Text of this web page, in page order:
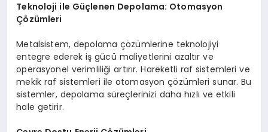
Teknoloji ile Güçlenen Depolama: Otomasyon
Çözümleri
Metalsistem, depolama çözümlerine teknolojiyi
entegre ederek iş gücü maliyetlerini azaltır ve
operasyonel verimliliği artırır. Hareketli raf sistemleri ve
mekik raf sistemleri ile otomasyon çözümleri sunar. Bu
sistemler, depolama süreçlerinizi daha hızlı ve etkili
hale getirir.